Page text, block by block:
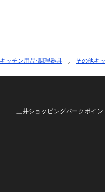
キッチン用品･調理器具 その他キ
三井ショッピングパークポイン